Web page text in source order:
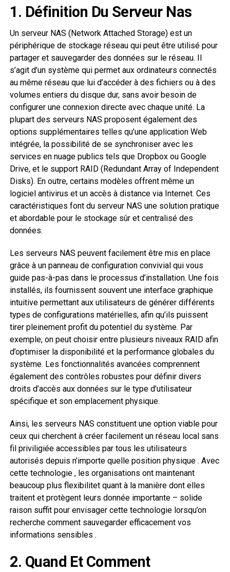
1. Définition Du Serveur Nas
Un serveur NAS (Network Attached Storage) est un
périphérique de stockage réseau qui peut être utilisé pour
partager et sauvegarder des données sur le réseau. Il
s’agit d’un système qui permet aux ordinateurs connectés
au même réseau que lui d’accéder à des fichiers ou à des
volumes entiers du disque dur, sans avoir besoin de
configurer une connexion directe avec chaque unité. La
plupart des serveurs NAS proposent également des
options supplémentaires telles qu’une application Web
intégrée, la possibilité de se synchroniser avec les
services en nuage publics tels que Dropbox ou Google
Drive, et le support RAID (Redundant Array of Independent
Disks). En outre, certains modèles offrent même un
logiciel antivirus et un accès à distance via Internet. Ces
caractéristiques font du serveur NAS une solution pratique
et abordable pour le stockage sûr et centralisé des
données.
Les serveurs NAS peuvent facilement être mis en place
grâce à un panneau de configuration convivial qui vous
guide pas-à-pas dans le processus d’installation. Une fois
installés, ils fournissent souvent une interface graphique
intuitive permettant aux utilisateurs de générer différents
types de configurations matérielles, afin qu’ils puissent
tirer pleinement profit du potentiel du système. Par
exemple, on peut choisir entre plusieurs niveaux RAID afin
d’optimiser la disponibilité et la performance globales du
système. Les fonctionnalités avancées comprennent
également des contrôles robustes pour définir divers
droits d’accès aux données sur le type d’utilisateur
spécifique et son emplacement physique.
Ainsi, les serveurs NAS constituent une option viable pour
ceux qui cherchent à créer facilement un réseau local sans
fil priviligiée accessibles par tous les utilisateurs
autorisés depuis n’importe quelle position physique . Avec
cette technologie , les organisations ont maintenant
beaucoup plus flexibilitet quant à la manière dont elles
traitent et protègent leurs donnée importante – solide
raison suffit pour envisager cette technologie lorsqu’on
recherche comment sauvegarder efficacement vos
informations sensibles .
2. Quand Et Comment